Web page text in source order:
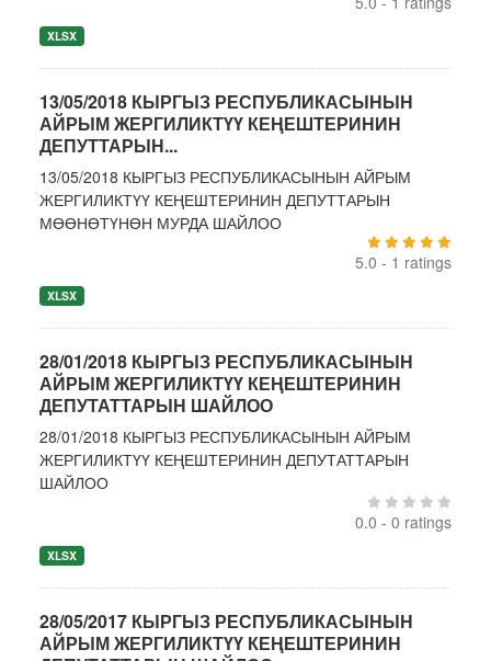
XLSX
13/05/2018 КЫРГЫЗ РЕСПУБЛИКАСЫНЫН
АЙРЫМ ЖЕРГИЛИКТҮҮ КЕҢЕШТЕРИНИН
ДЕПУТТАРЫН...
13/05/2018 КЫРГЫЗ РЕСПУБЛИКАСЫНЫН АЙРЫМ
ЖЕРГИЛИКТҮҮ КЕҢЕШТЕРИНИН ДЕПУТТАРЫН
МӨӨНӨТҮНӨН МУРДА ШАЙЛОО
5.0 - 1 ratings
XLSX
28/01/2018 КЫРГЫЗ РЕСПУБЛИКАСЫНЫН
АЙРЫМ ЖЕРГИЛИКТҮҮ КЕҢЕШТЕРИНИН
ДЕПУТАТТАРЫН ШАЙЛОО
28/01/2018 КЫРГЫЗ РЕСПУБЛИКАСЫНЫН АЙРЫМ
ЖЕРГИЛИКТҮҮ КЕҢЕШТЕРИНИН ДЕПУТАТТАРЫН
ШАЙЛОО
0.0 - 0 ratings
XLSX
28/05/2017 КЫРГЫЗ РЕСПУБЛИКАСЫНЫН
АЙРЫМ ЖЕРГИЛИКТҮҮ КЕҢЕШТЕРИНИН